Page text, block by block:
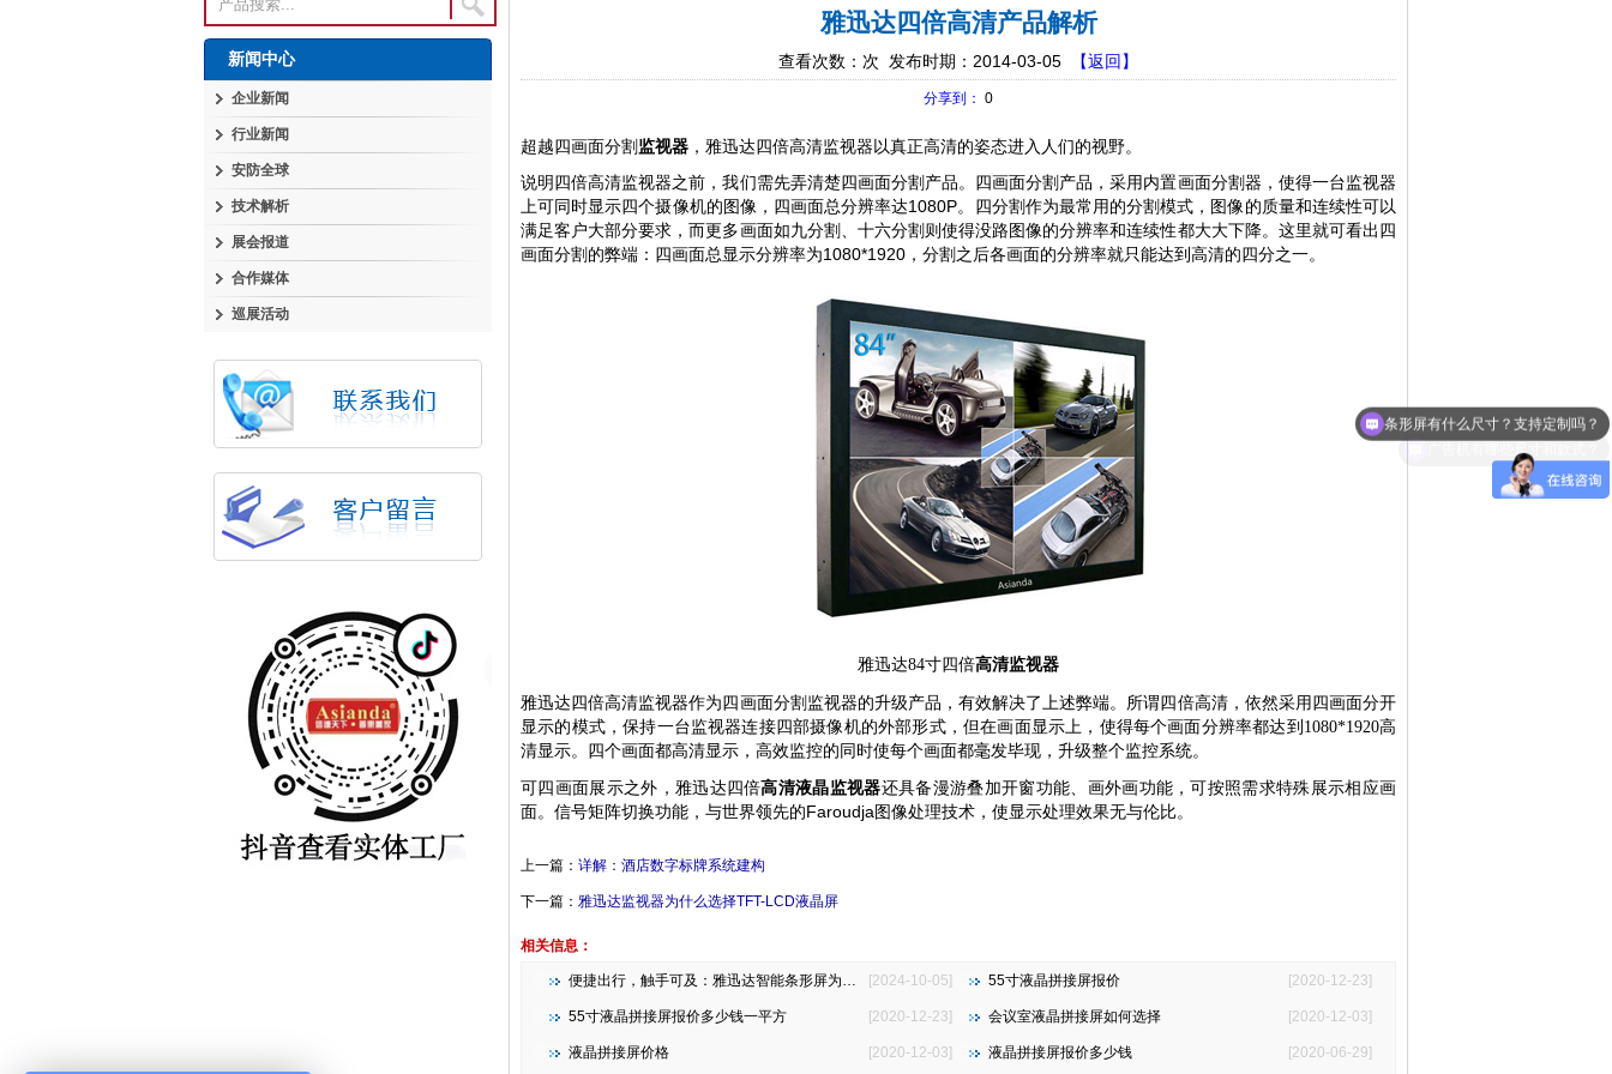
新闻中心
企业新闻
行业新闻
安防全球
技术解析
展会报道
合作媒体
巡展活动
雅迅达四倍高清产品解析
查看次数： 次 发布时期：2014-03-05 【返回】
分享到： 0
超越四画面分割 监视器 ，雅迅达四倍高清监视器以真正高清的姿态进入人们的视野。
说明四倍高清监视器之前，我们需先弄清楚四画面分割产品。四画面分割产品，采用内置画面分割器，使得一台监视器
上可同时显示四个摄像机的图像，四画面总分辨率达1080P。四分割作为最常用的分割模式，图像的质量和连续性可以
满足客户大部分要求，而更多画面如九分割、十六分割则使得没路图像的分辨率和连续性都大大下降。这里就可看出四
画面分割的弊端：四画面总显示分辨率为1080*1920 ，分割之后各画面的分辨率就只能达到高清的四分之一。
雅迅达84寸四倍高清监视器
雅迅达四倍高清监视器作为四画面分割监视器的升级产品，有效解决了上述弊端。所谓四倍高清，依然采用四画面分开
显示的模式，保持一台监视器连接四部摄像机的外部形式，但在画面显示上，使得每个画面分辨率都达到1080*1920高
清显示。四个画面都高清显示，高效监控的同时使每个画面都毫发毕现，升级整个监控系统。
可四画面展示之外，雅迅达四倍高清液晶监视器还具备漫游叠加开窗功能、画外画功能，可按照需求特殊展示相应画
面。信号矩阵切换功能，与世界领先的Faroudja图像处理技术，使显示处理效果无与伦比。
上一篇： 详解：酒店数字标牌系统建构
下一篇： 雅迅达监视器为什么选择TFT-LCD液晶屏
相关信息：
[2024-10-05]
便捷出行，触手可及：雅迅达智能条形屏为地铁公交注入新活力 [2020-12-23]
55寸液晶拼接屏报价
[2020-12-23]
55寸液晶拼接屏报价多少钱一平方 [2020-12-03]
会议室液晶拼接屏如何选择
[2020-12-03]
液晶拼接屏价格 [2020-06-29]
液晶拼接屏报价多少钱
广告机有哪些尺寸和款式？